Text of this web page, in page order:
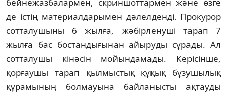
де істің материалдарымен дәлелденді. Прокурор
сотталушыны 6 жылға, жәбірленуші тарап 7
жылға бас бостандығынан айыруды сұрады. Ал
сотталушы кінәсін мойындамады. Керісінше,
қорғаушы тарап қылмыстық құқық бұзушылық
құрамының болмауына байланысты ақтауды